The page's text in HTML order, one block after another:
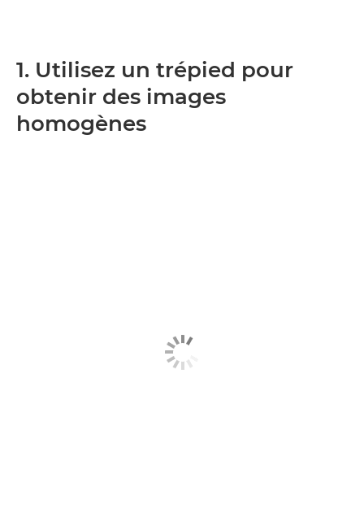
1. Utilisez un trépied pour
obtenir des images
homogènes